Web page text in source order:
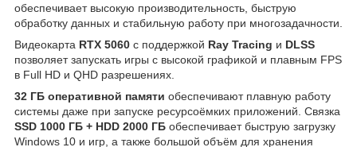
обеспечивает высокую производительность, быструю
обработку данных и стабильную работу при многозадачности.
Видеокарта RTX 5060 с поддержкой Ray Tracing и DLSS
позволяет запускать игры с высокой графикой и плавным FPS
в Full HD и QHD разрешениях.
32 ГБ оперативной памяти обеспечивают плавную работу
системы даже при запуске ресурсоёмких приложений. Связка
SSD 1000 ГБ + HDD 2000 ГБ обеспечивает быструю загрузку
Windows 10 и игр, а также большой объём для хранения